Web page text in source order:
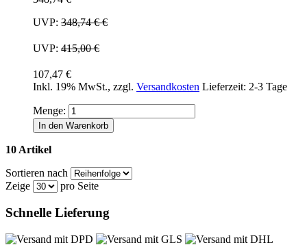
UVP: 348,74 €€
UVP: 415,00 €
107,47 €
Inkl. 19% MwSt., zzgl. Versandkosten Lieferzeit: 2-3 Tage
Menge:
In den Warenkorb
10 Artikel
Sortieren nach
Zeige
pro Seite
Schnelle Lieferung